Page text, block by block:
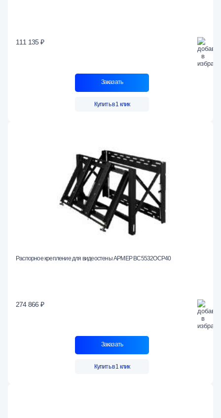
111 135 ₽
Заказать
Купить в 1 клик
Распорное крепление для видеостены АРМЕР ВС5532ОСР40
274 866 ₽
Заказать
Купить в 1 клик